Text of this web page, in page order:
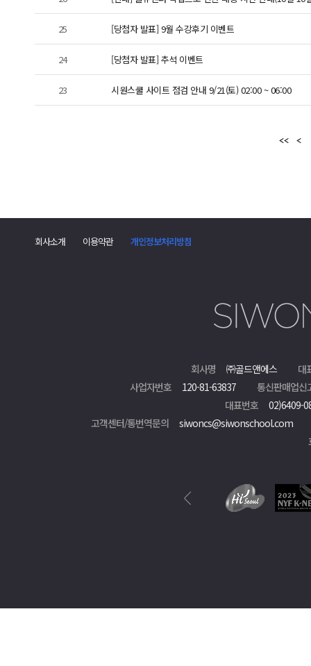
25 [당첨자 발표] 9월 수강후기 이벤트
24 [당첨자 발표] 추석 이벤트
23 시원스쿨 사이트 점검 안내 9/21(토) 02:00 ~ 06:00
회사소개 이용약관 개인정보처리방침
회사명 ㈜골드앤에스
대
사업자번호
120-81-63837
통신판매업신
대표번호
02)6409-
고객센터/통번역문의
siwoncs@siwonschool.com